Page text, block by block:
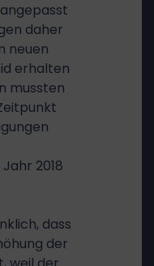
daher
neuen
erhalten
mussten
2018
dass
der